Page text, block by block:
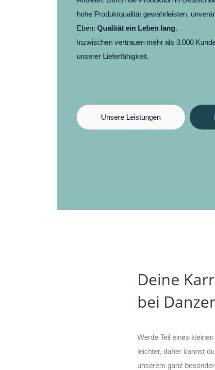
hohe Produktqualität gewährleisten,
Eben:Qualität ein Leben lang.
Inzwischen vertrauen mehr als 3.000
unserer Lieferfähigkeit.
Unsere Leistungen
Deine
bei
Werde Teil eines
leichter, daher kannst
unserem ganz